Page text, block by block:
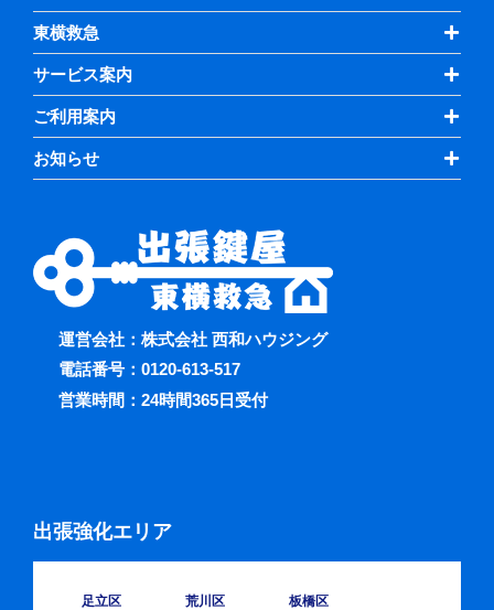
東横救急
サービス案内
ご利用案内
お知らせ
運営会社：株式会社 西和ハウジング
電話番号： 0120-613-517
営業時間：24時間365日受付
出張強化エリア
足立区 荒川区 板橋区